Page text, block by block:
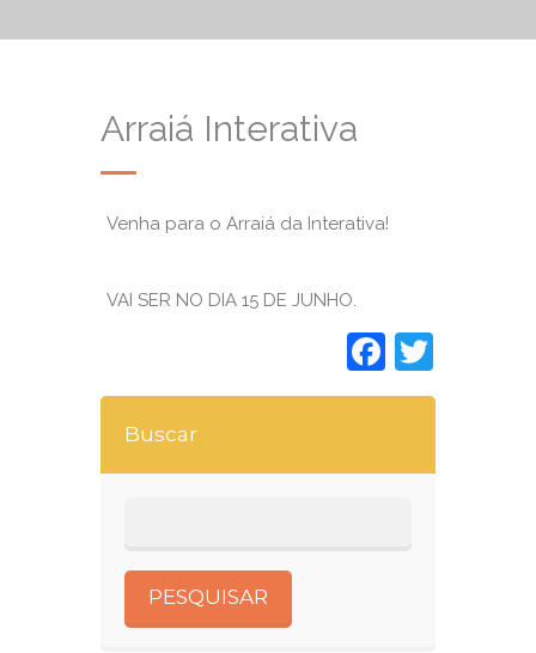
Arraiá Interativa
Venha para o Arraiá da Interativa!
VAI SER NO DIA 15 DE JUNHO.
Buscar